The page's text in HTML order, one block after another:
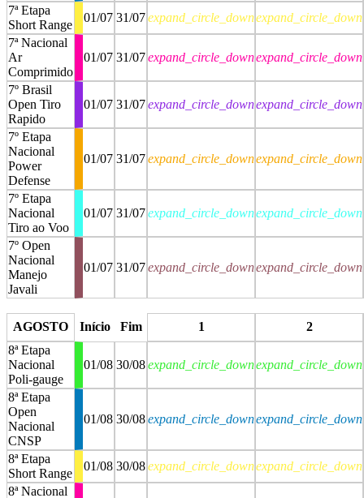
7ª Etapa
Short Range
01/07 31/07expand_circle_downexpand_circle_down
7ª Nacional
Ar
Comprimido
01/07 31/07expand_circle_downexpand_circle_down
7º Brasil
Open Tiro
Rapido
01/07 31/07expand_circle_downexpand_circle_down
7º Etapa
Nacional
Power
Defense
01/07 31/07expand_circle_downexpand_circle_down
7º Etapa
Nacional
Tiro ao Voo
01/07 31/07expand_circle_downexpand_circle_down
7º Open
Nacional
Manejo
Javali
01/07 31/07expand_circle_downexpand_circle_down
AGOSTO
Início Fim 1
2
8ª Etapa
Nacional
Poli-gauge
01/08 30/08expand_circle_downexpand_circle_down
8ª Etapa
Open
Nacional
CNSP
01/08 30/08expand_circle_downexpand_circle_down
8ª Etapa
Short Range
01/08 30/08expand_circle_downexpand_circle_down
8ª Nacional